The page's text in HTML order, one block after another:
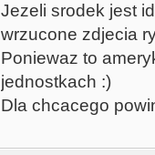
Jezeli srodek jest
wrzucone zdjecia
Poniewaz to
jednostkach :)
Dla chcacego